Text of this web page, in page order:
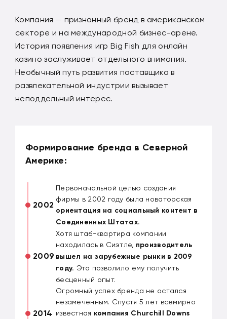
Компания — признанный бренд в американском
секторе и на международной бизнес-арене.
История появления игр Big Fish для онлайн
казино заслуживает отдельного внимания.
Необычный путь развития поставщика в
развлекательной индустрии вызывает
неподдельный интерес.
Формирование бренда в Северной
Америке:
2002
Первоначальной целью создания
фирмы в 2002 году была новаторская
ориентация на социальный контент в
Соединенных Штатах.
2009
Хотя штаб-квартира компании
находилась в Сиэтле, производитель
вышел на зарубежные рынки в 2009
году. Это позволило ему получить
бесценный опыт.
2014
Огромный успех бренда не остался
незамеченным. Спустя 5 лет всемирно
известная компания Churchill Downs